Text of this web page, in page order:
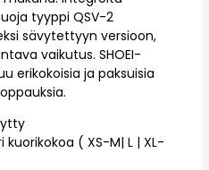
tyyppi QSV-2
sävytettyyn versioon,
vaikutus. SHOEI-
erikokoisia ja paksuisia
kuorikokoa ( XS-M| L | XL-